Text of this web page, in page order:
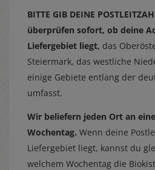
BITTE GIB DEINE
überprüfen sofort, ob deine
Liefergebiet liegt, das
Steiermark, das westliche
einige Gebiete entlang der
umfasst.
Wir beliefern jeden Ort an
Wochentag. Wenn deine
Liefergebiet liegt, kannst du
welchem Wochentag die